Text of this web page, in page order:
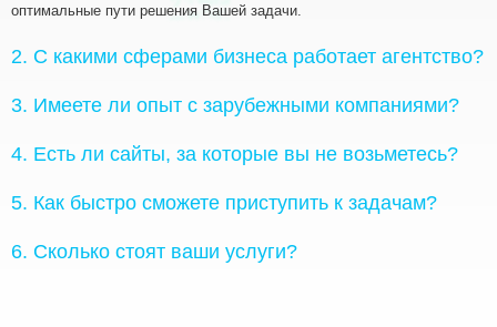
оптимальные пути решения Вашей задачи.
2. С какими сферами бизнеса работает агентство?
3. Имеете ли опыт с зарубежными компаниями?
4. Есть ли сайты, за которые вы не возьметесь?
5. Как быстро сможете приступить к задачам?
6. Сколько стоят ваши услуги?